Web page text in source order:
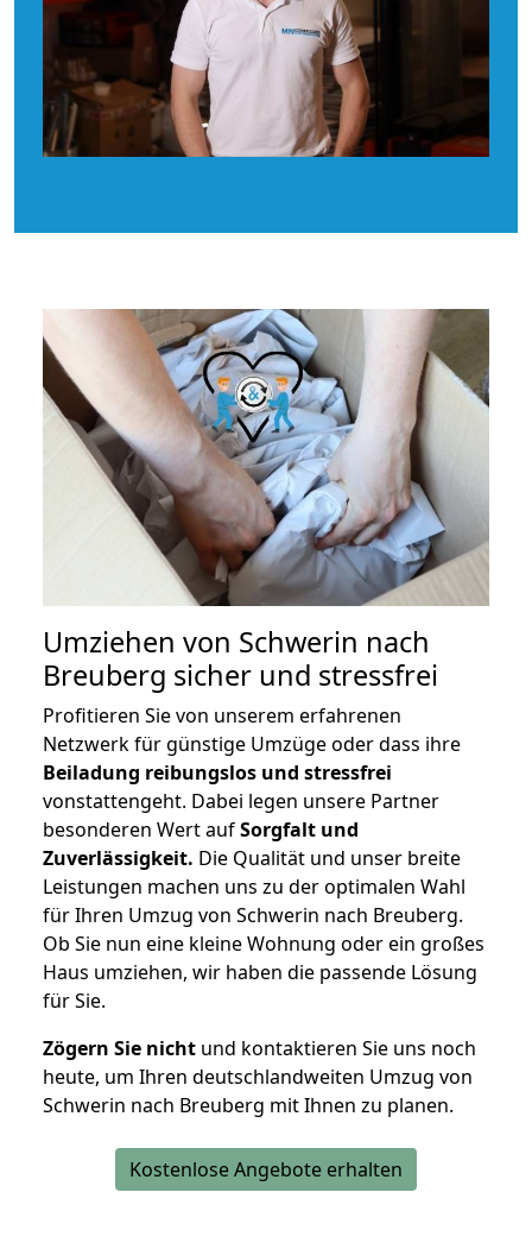
Umziehen von Schwerin nach
Breuberg sicher und stressfrei
Profitieren Sie von unserem erfahrenen
Netzwerk für günstige Umzüge oder dass ihre
Beiladung reibungslos und stressfrei
vonstattengeht. Dabei legen unsere Partner
besonderen Wert aufSorgfalt und
Zuverlässigkeit. Die Qualität und unser breite
Leistungen machen uns zu der optimalen Wahl
für Ihren Umzug von Schwerin nach Breuberg.
Ob Sie nun eine kleine Wohnung oder ein großes
Haus umziehen, wir haben die passende Lösung
für Sie.
Zögern Sie nicht und kontaktieren Sie uns noch
heute, um Ihren deutschlandweiten Umzug von
Schwerin nach Breuberg mit Ihnen zu planen.
Kostenlose Angebote erhalten